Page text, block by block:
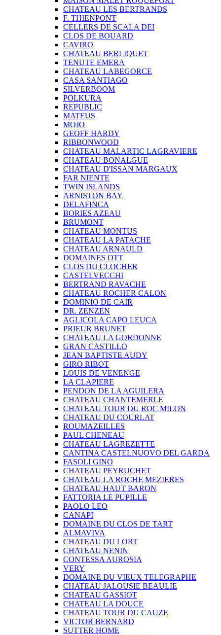
CHATEAU LES BERTRANDS
F. THIENPONT
CELLERS DE SCALA DEI
CLOS DE BOUARD
CAVIRO
CHATEAU BERLIQUET
TENUTE EMERA
CHATEAU LABEGORCE
CASA SANTIAGO
SILVERBOOM
POLKURA
REPUBLIC
MATEUS
MOJO
GEOFF HARDY
RIBBONWOOD
CHATEAU MALARTIC LAGRAVIERE
CHATEAU BONALGUE
CHATEAU D'ISSAN MARGAUX
FAR NIENTE
TWIN ISLANDS
ARNISTON BAY
DELAFINCA
BORIES AZEAU
BRUMONT
CHATEAU MONTUS
CHATEAU LA PATACHE
CHATEAU ARNAULD
DOMAINES OTT
CLOS DU CLOCHER
CASTELVECCHI
BERTRAND RAVACHE
CHATEAU ROCHER CALON
DOMINIO DE CAIR
DR. ZENZEN
AGLICOLA CAPO LEUCA
PRIEUR BRUNET
CHATEAU LA GORDONNE
GRAN CASTILLO
JEAN BAPTISTE AUDY
GIRO RIBOT
LOUIS DE VENENGE
LA CLAPIERE
PENDON DE LA AGUILERA
CHATEAU CHANTEMERLE
CHATEAU TOUR DU ROC MILON
CHATEAU DU COURLAT
ROUMAZEILLES
PAUL CHENEAU
CHATEAU LAGREZETTE
CANTINA CASTELNUOVO DEL GARDA
FASOLI GINO
CHATEAU PEYRUCHET
CHATEAU LA ROCHE MEZIERES
CHATEAU HAUT BARON
FATTORIA LE PUPILLE
PAOLO LEO
CANAPI
DOMAINE DU CLOS DE TART
ALMAVIVA
CHATEAU DU LORT
CHATEAU NENIN
CONTESSA AUROSIA
VERY
DOMAINE DU VIEUX TELEGRAPHE
CHATEAU JALOUSIE BEAULIE
CHATEAU GASSIOT
CHATEAU LA DOUCE
CHATEAU TOUR DU CAUZE
VICTOR BERNARD
SUTTER HOME